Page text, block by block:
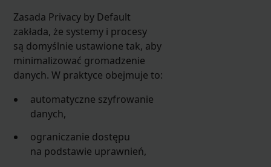
Zasada Privacy by Default
zakłada, że systemy i procesy
są domyślnie ustawione tak, aby
minimalizować gromadzenie
danych. W praktyce obejmuje to:
automatyczne szyfrowanie
danych,
ograniczanie dostępu
na podstawie uprawnień,